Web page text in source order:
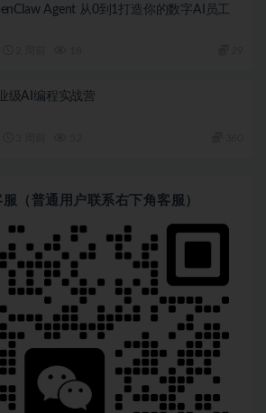
11-多 Agent 协同自动修复 K8s 故
第 10 周作业.pdf
多 Agent 协同自动修复 K8s故障（上
多 Agent 协同自动修复 K8s故障（下
1. OpenTelemetry 简介
2. OpenTelemetry 的数据格式和组
12-OpenTelemetry 入门.pdf
2. Prometheus 指标采集实战
4. 打造日志、指标和分布式追踪三合一
5. 零代码集成 OpenTelemetry
13-可观测性开发实战.pdf
：eBPF 概述/
1 什么是 eBPF
2 eBPF 实现的技术细节
3 eBPF Map
4 XDP
5 eBPF 相关的项目
14-eBPF入门.pdf
：eBPF 零侵入可观测性开发实战/
Agent 从0到1打造你的数字AI员工
级AI编程实战营
（普通用户联系右下角客服）